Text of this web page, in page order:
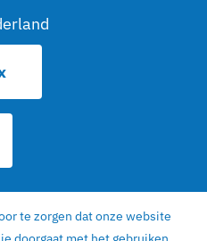
te zorgen dat onze website